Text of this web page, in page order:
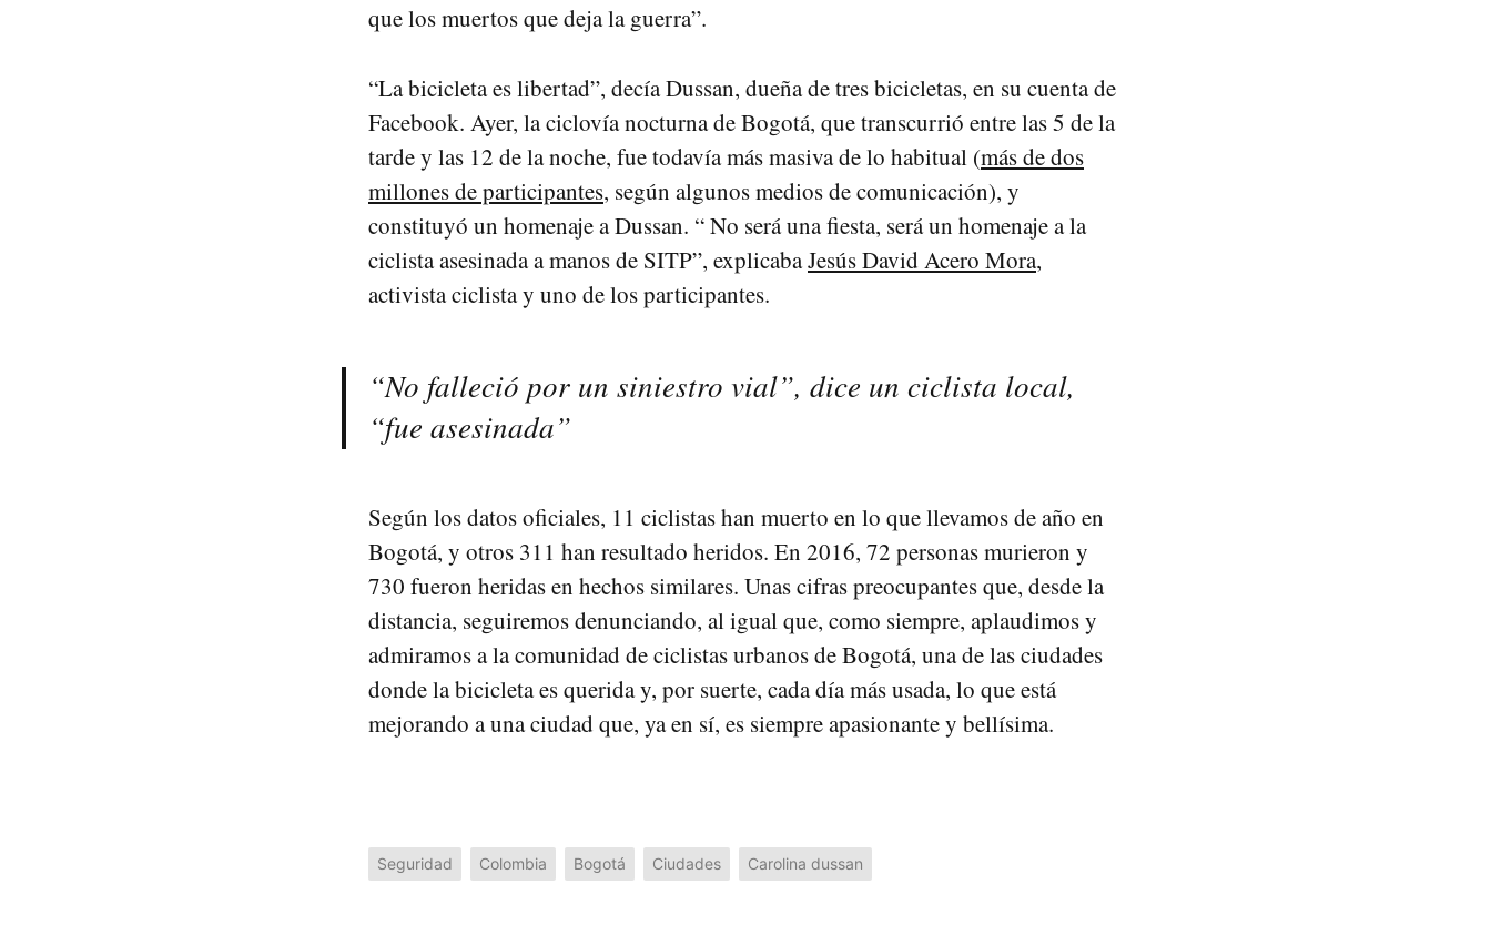
que los muertos que deja la guerra”.
“La bicicleta es libertad”, decía Dussan, dueña de tres bicicletas, en su cuenta de
Facebook. Ayer, la ciclovía nocturna de Bogotá, que transcurrió entre las 5 de la
tarde y las 12 de la noche, fue todavía más masiva de lo habitual (más de dos
millones de participantes, según algunos medios de comunicación), y
constituyó un homenaje a Dussan. “ No será una fiesta, será un homenaje a la
ciclista asesinada a manos de SITP”, explicabaJesús David Acero Mora,
activista ciclista y uno de los participantes.
“No falleció por un siniestro vial”, dice un ciclista local,
“fue asesinada”
Según los datos oficiales, 11 ciclistas han muerto en lo que llevamos de año en
Bogotá, y otros 311 han resultado heridos. En 2016, 72 personas murieron y
730 fueron heridas en hechos similares. Unas cifras preocupantes que, desde la
distancia, seguiremos denunciando, al igual que, como siempre, aplaudimos y
admiramos a la comunidad de ciclistas urbanos de Bogotá, una de las ciudades
donde la bicicleta es querida y, por suerte, cada día más usada, lo que está
mejorando a una ciudad que, ya en sí, es siempre apasionante y bellísima.
Seguridad Colombia Bogotá Ciudades Carolina dussan